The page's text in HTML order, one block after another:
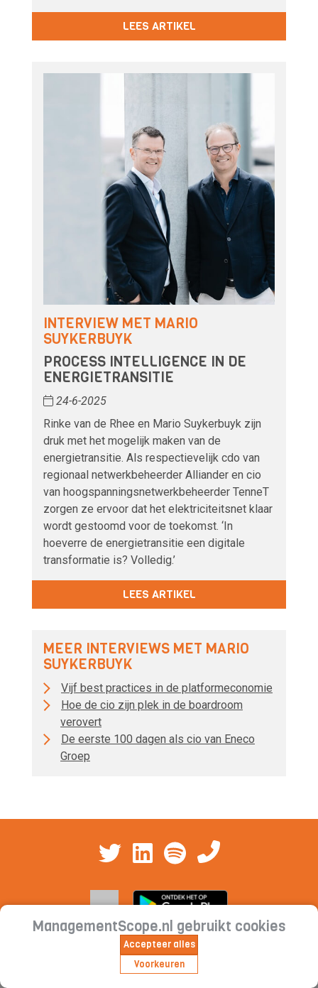
LEES ARTIKEL
INTERVIEW MET MARIO
SUYKERBUYK
PROCESS INTELLIGENCE IN DE
ENERGIETRANSITIE
24-6-2025
Rinke van de Rhee en Mario Suykerbuyk zijn
druk met het mogelijk maken van de
energietransitie. Als respectievelijk cdo van
regionaal netwerkbeheerder Alliander en cio
van hoogspanningsnetwerkbeheerder TenneT
zorgen ze ervoor dat het elektriciteitsnet klaar
wordt gestoomd voor de toekomst. ‘In
hoeverre de energietransitie een digitale
transformatie is? Volledig.’
LEES ARTIKEL
MEER INTERVIEWS MET MARIO
SUYKERBUYK
Vijf best practices in de platformeconomie
Hoe de cio zijn plek in de boardroom
verovert
De eerste 100 dagen als cio van Eneco
Groep
Cookieverklaring | Privacyverklaring |
Abonnementsvoorwaarden
ManagementScope.nl gebruikt cookies
Accepteer alles
Voorkeuren